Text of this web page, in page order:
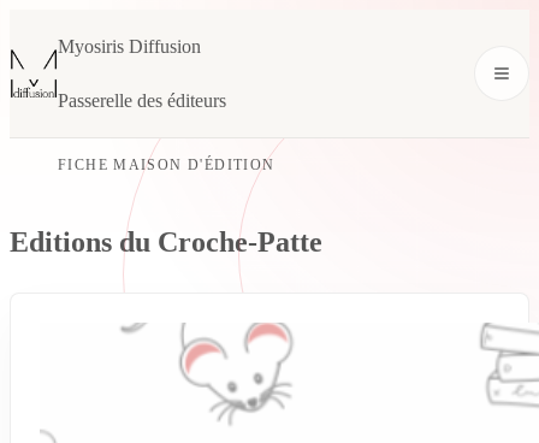
Myosiris Diffusion
Passerelle des éditeurs
FICHE MAISON D'ÉDITION
Editions du Croche-Patte